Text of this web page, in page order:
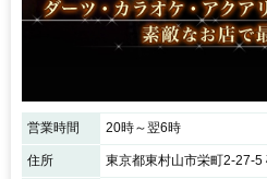
営業時間 20時～翌6時
住所 東京都東村山市栄町2-27-5